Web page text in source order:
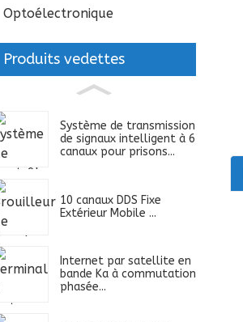
Optoélectronique
Produits vedettes
Système de transmission
de signaux intelligent à 6
canaux pour prisons...
10 canaux DDS Fixe
Extérieur Mobile ...
Internet par satellite en
bande Ka à commutation
phasée...